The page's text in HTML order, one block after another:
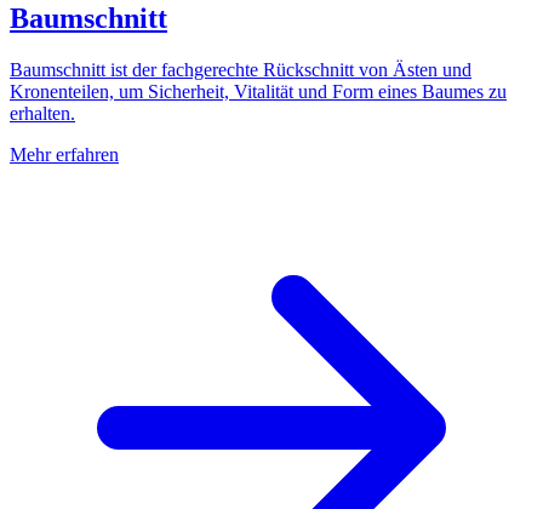
Baumschnitt
Baumschnitt ist der fachgerechte Rückschnitt von Ästen und
Kronenteilen, um Sicherheit, Vitalität und Form eines Baumes zu
erhalten.
Mehr erfahren